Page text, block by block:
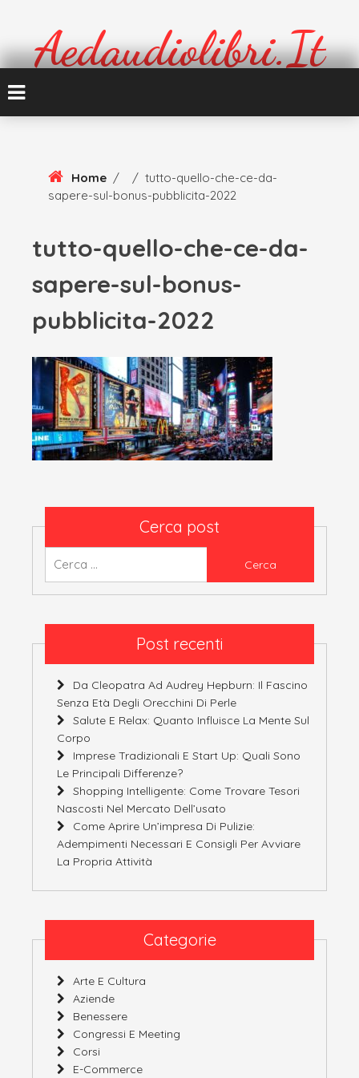
Aedaudiolibri.it
Home / / tutto-quello-che-ce-da-
sapere-sul-bonus-pubblicita-2022
tutto-quello-che-ce-da-
sapere-sul-bonus-
pubblicita-2022
Cerca post
Post recenti
Da Cleopatra Ad Audrey Hepburn: Il Fascino
Senza Età Degli Orecchini Di Perle
Salute E Relax: Quanto Influisce La Mente Sul
Corpo
Imprese Tradizionali E Start Up: Quali Sono
Le Principali Differenze?
Shopping Intelligente: Come Trovare Tesori
Nascosti Nel Mercato Dell’usato
Come Aprire Un’impresa Di Pulizie:
Adempimenti Necessari E Consigli Per Avviare
La Propria Attività
Categorie
Arte E Cultura
Aziende
Benessere
Congressi E Meeting
Corsi
E-Commerce